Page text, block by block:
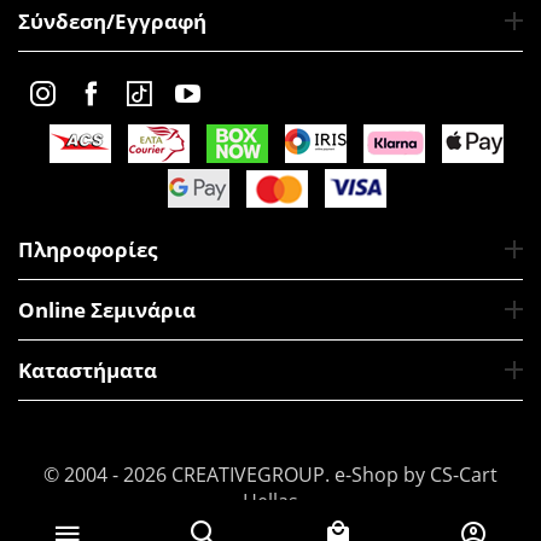
Σύνδεση/Εγγραφή
Πληροφορίες
Online Σεμινάρια
Καταστήματα
© 2004 - 2026 CREATIVEGROUP. e-Shop by CS-Cart
Hellas